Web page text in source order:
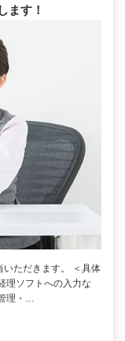
ます！
いただきます。 ＜具体
理ソフトへの入力な
理・…